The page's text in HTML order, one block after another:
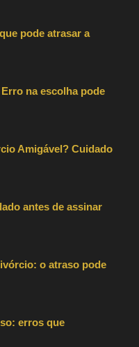
pode atrasar a
na escolha pode
Amigável? Cuidado
antes de assinar
o atraso pode
erros que